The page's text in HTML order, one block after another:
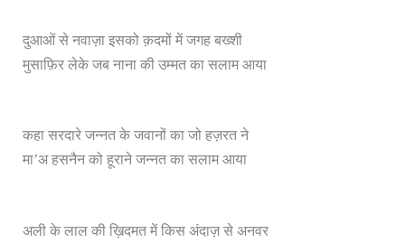
दुआओं से नवाज़ा इसको क़दमों में जगह बख्शी
मुसाफ़िर लेके जब नाना की उम्मत का सलाम आया
कहा सरदारे जन्नत के जवानों का जो हज़रत ने
मा’अ हसनैन को हूराने जन्नत का सलाम आया
अली के लाल की ख़िदमत में किस अंदाज़ से अनवर